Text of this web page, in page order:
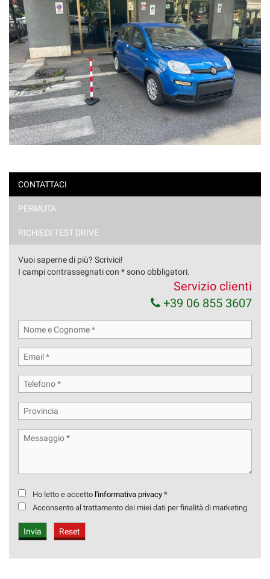
CONTATTACI
PERMUTA
RICHIEDI TEST DRIVE
Vuoi saperne di più? Scrivici!
I campi contrassegnati con * sono obbligatori.
Servizio clienti
+39 06 855 3607
Ho letto e accetto l'informativa privacy *
Acconsento al trattamento dei miei dati per finalità di marketing